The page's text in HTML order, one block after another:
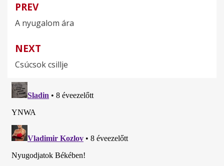
Bejegyzés
navigáció
PREV
A nyugalom ára
NEXT
Csúcsok csillje